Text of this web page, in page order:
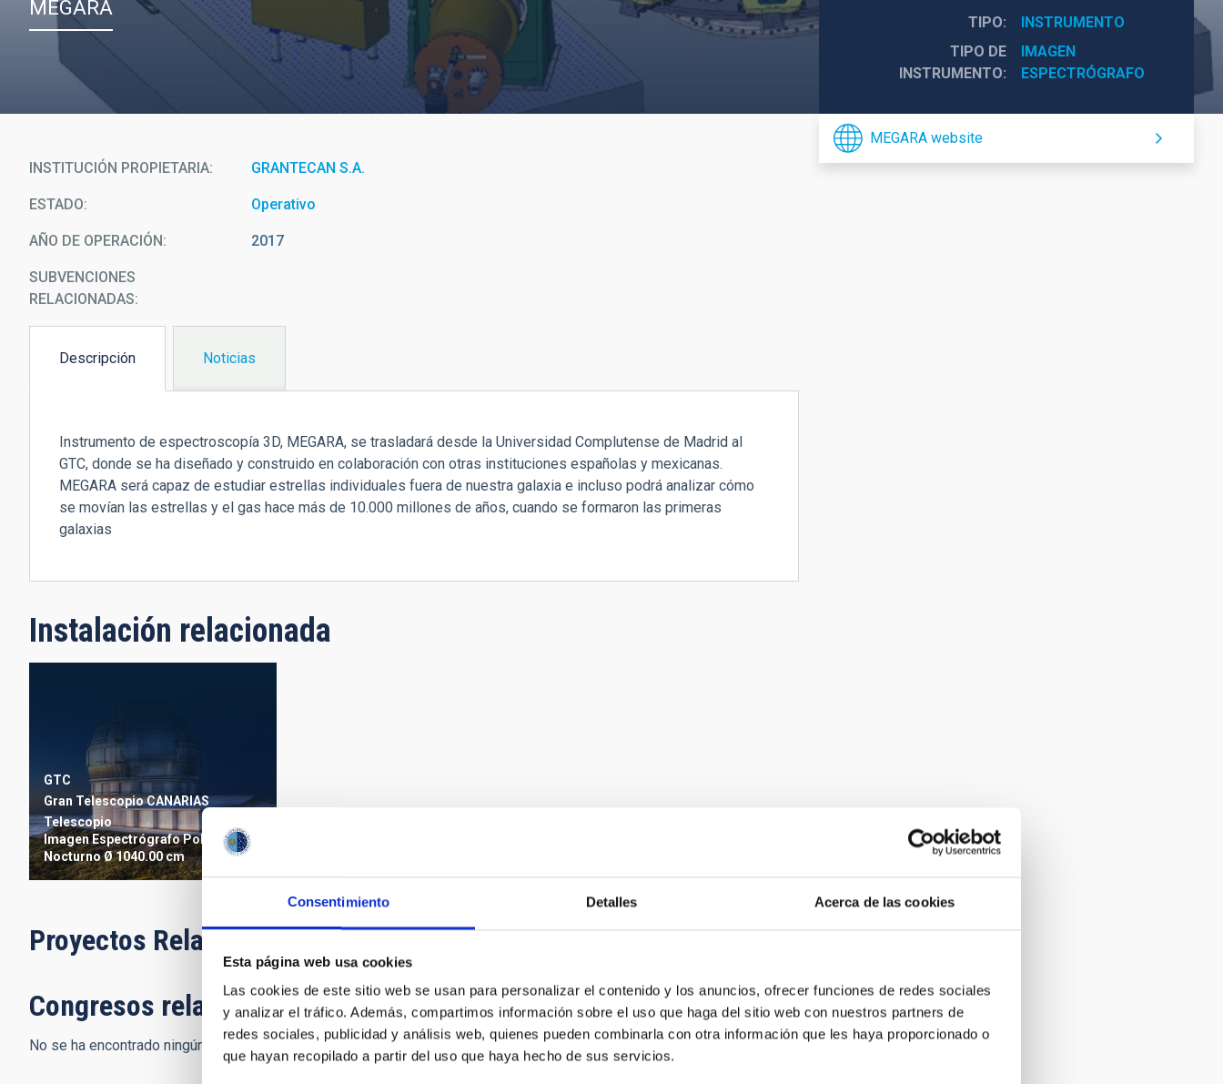
Consentimiento Detalles Acerca de las cookies
Esta página web usa cookies
Las cookies de este sitio web se usan para personalizar el contenido y los anuncios, ofrecer funciones de redes sociales
y analizar el tráfico. Además, compartimos información sobre el uso que haga del sitio web con nuestros partners de
redes sociales, publicidad y análisis web, quienes pueden combinarla con otra información que les haya proporcionado o
que hayan recopilado a partir del uso que haya hecho de sus servicios.
MEGARA
INSTITUCIÓN PROPIETARIA GRANTECAN S.A.
ESTADO Operativo
AÑO DE OPERACIÓN 2017
SUBVENCIONES
RELACIONADAS:
Descripción
Noticias
Instrumento de espectroscopía 3D, MEGARA, se trasladará desde la Universidad Complutense de Madrid al
GTC, donde se ha diseñado y construido en colaboración con otras instituciones españolas y mexicanas.
MEGARA será capaz de estudiar estrellas individuales fuera de nuestra galaxia e incluso podrá analizar cómo
se movían las estrellas y el gas hace más de 10.000 millones de años, cuando se formaron las primeras
galaxias
Instalación relacionada
GTC
Gran Telescopio CANARIAS
Telescopio
Imagen EspectrógrafoPolarímetro
NocturnoØ 1040.00 cm
Proyectos Relacionados
Congresos relacionados
No se ha encontrado ningún resultado.
TIPO
INSTRUMENTO
TIPO DE
INSTRUMENTO
IMAGEN
ESPECTRÓGRAFO
MEGARA website